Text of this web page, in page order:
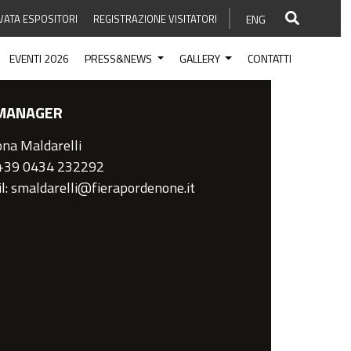
ESPOSITORI REGISTRAZIONE VISITATORI ENG
EVENTI 2026 PRESS&NEWS GALLERY CONTATTI
Maldarelli
0434 232292
smaldarelli@fierapordenone.it